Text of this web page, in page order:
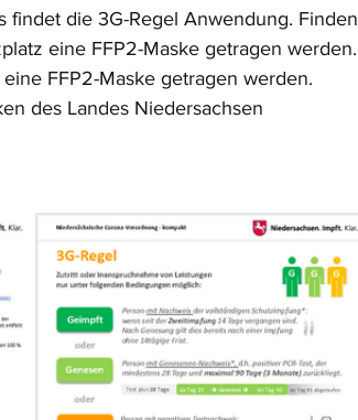
die 3G-Regel Anwendung. Finden
eine FFP2-Maske getragen werden.
FFP2-Maske getragen werden.
des Landes Niedersachsen